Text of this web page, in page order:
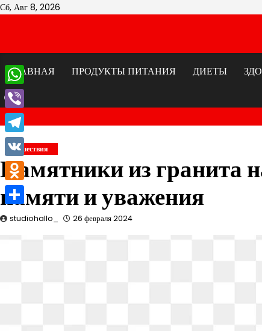
Перейти
Сб, Авг 8, 2026
ГЛАВНАЯ
ПРОДУКТЫ ПИТАНИЯ ДИЕТЫ
Путешествия
Памятники из гранита
памяти и уважения
studiohallo_ 26 февраля 2024
WhatsApp
Viber
Telegram
VK
Odnoklassniki
Отправить